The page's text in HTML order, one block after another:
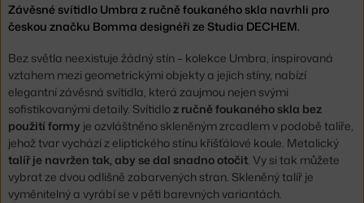
Závěsné svítidlo Umbra z ručně foukaného skla navrhli pro
českou značku Bomma designéři ze Studia DECHEM.
Bez světla neexistuje žádný stín – kolekce Umbra, inspirovaná
vztahem mezi geometrickými objekty a jejich stíny, nabízí
elegantní závěsná svítidla, která zaujmou nejen svými
sofistikovanými detaily. Svítidloz ručně foukaného skla bez
použití formy je ozvláštněno skleněným zrcadlem v podobě talíře,
jehož tvar vychází z eliptického stínu křišťálové koule. Metalický
talíř je navržen tak, aby se dal snadno otočit. Vy si tak můžete
vybrat ze dvou odlišně zabarvených stran. Skleněný talíř je
vyměnitelný a vyrábí se v pěti barevných variantách.